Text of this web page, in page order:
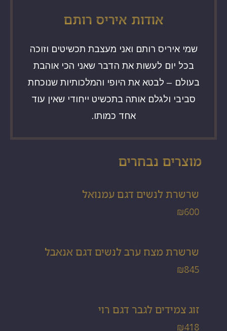
אודות איריס רותם
שמי איריס רותם ואני מעצבת תכשיטים וזוכה
בכל יום לעשות את הדבר שאני הכי אוהבת
בעולם – לבטא את היופי והמלכותיות שנוכחת
סביבי ולגלם אותה בתכשיט ייחודי שאין עוד
אחד כמותו.
מוצרים נבחרים
שרשרת לנשים דגם עמנואל
₪600
שרשרת מצח ערב לנשים דגם אנאבל
₪845
זוג צמידים לגבר דגם רוי
₪418